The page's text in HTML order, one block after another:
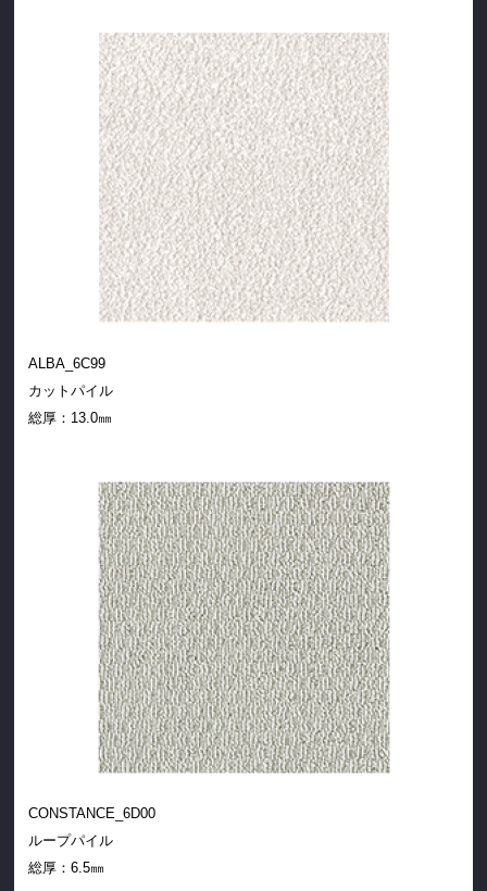
ALBA_6C99
カットパイル
総厚： 13.0㎜
CONSTANCE_6D00
ループパイル
総厚：6.5㎜